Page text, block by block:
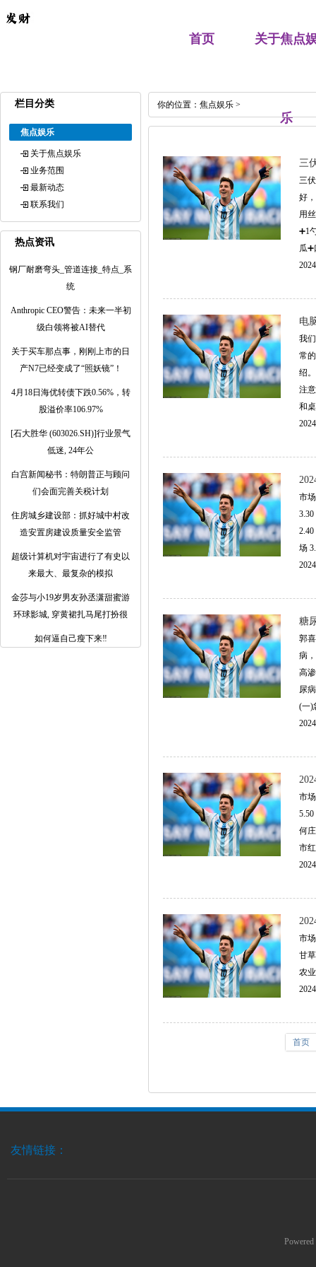
首页 关于焦点
乐
栏目分类
焦点娱乐
关于焦点娱乐
业务范围
最新动态
联系我们
热点资讯
钢厂耐磨弯头_管道连接_特点_系
统
Anthropic CEO警告：未来一半初
级白领将被AI替代
关于买车那点事，刚刚上市的日
产N7已经变成了“照妖镜”！
4月18日海优转债下跌0.56%，转
股溢价率106.97%
[石大胜华 (603026.SH)]行业景气
低迷, 24年公
白宫新闻秘书：特朗普正与顾问
们会面完善关税计划
住房城乡建设部：抓好城中村改
造安置房建设质量安全监管
超级计算机对宇宙进行了有史以
来最大、最复杂的模拟
金莎与小19岁男友孙丞潇甜蜜游
环球影城, 穿黄裙扎马尾打扮很
如何逼自己瘦下来‼️
你的位置： 焦点娱乐 >
三
三
好
用
➕1
瓜
电
我
常
绍
注
和
市
场
糖
郭
病
高
尿
(一)
市
何
市
市
甘
农
首页
友情链接：